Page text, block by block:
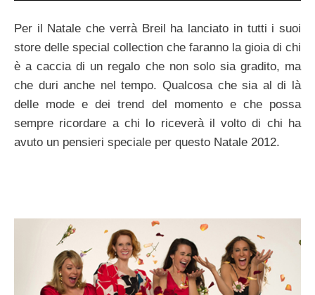
Per il Natale che verrà Breil ha lanciato in tutti i suoi
store delle special collection che faranno la gioia di chi
è a caccia di un regalo che non solo sia gradito, ma
che duri anche nel tempo. Qualcosa che sia al di là
delle mode e dei trend del momento e che possa
sempre ricordare a chi lo riceverà il volto di chi ha
avuto un pensieri speciale per questo Natale 2012.